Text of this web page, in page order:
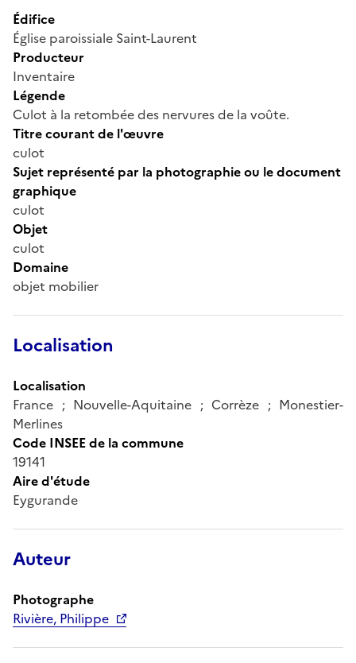
Édifice
Église paroissiale Saint-Laurent
Producteur
Inventaire
Légende
Culot à la retombée des nervures de la voûte.
Titre courant de l'œuvre
culot
Sujet représenté par la photographie ou le document
graphique
culot
Objet
culot
Domaine
objet mobilier
Localisation
Localisation
France ; Nouvelle-Aquitaine ; Corrèze ; Monestier-
Merlines
Code INSEE de la commune
19141
Aire d'étude
Eygurande
Auteur
Photographe
Rivière, Philippe